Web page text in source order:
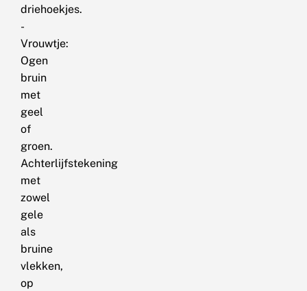
driehoekjes.
-
Vrouwtje:
Ogen
bruin
met
geel
of
groen.
Achterlijfstekening
met
zowel
gele
als
bruine
vlekken,
op